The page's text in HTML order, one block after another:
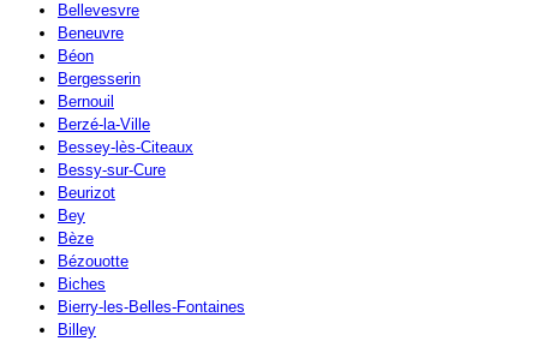
Bellevesvre
Beneuvre
Béon
Bergesserin
Bernouil
Berzé-la-Ville
Bessey-lès-Citeaux
Bessy-sur-Cure
Beurizot
Bey
Bèze
Bézouotte
Biches
Bierry-les-Belles-Fontaines
Billey